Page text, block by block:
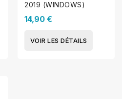
2019 (WINDOWS)
14,90 €
VOIR LES DÉTAILS